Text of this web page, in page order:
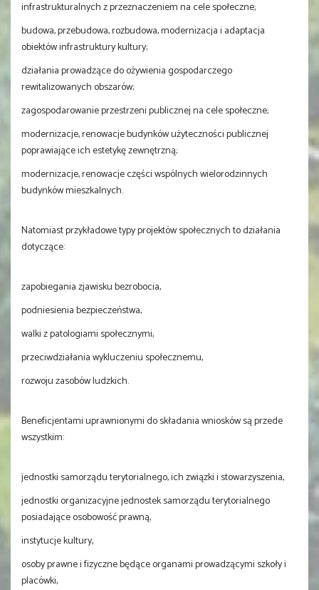
infrastrukturalnych z przeznaczeniem na cele społeczne;
budowa, przebudowa, rozbudowa, modernizacja i adaptacja
obiektów infrastruktury kultury;
działania prowadzące do ożywienia gospodarczego
rewitalizowanych obszarów;
zagospodarowanie przestrzeni publicznej na cele społeczne;
modernizacje, renowacje budynków użyteczności publicznej
poprawiające ich estetykę zewnętrzną;
modernizacje, renowacje części wspólnych wielorodzinnych
budynków mieszkalnych.
Natomiast przykładowe typy projektów społecznych to działania
dotyczące:
zapobiegania zjawisku bezrobocia,
podniesienia bezpieczeństwa,
walki z patologiami społecznymi,
przeciwdziałania wykluczeniu społecznemu,
rozwoju zasobów ludzkich.
Beneficjentami uprawnionymi do składania wniosków są przede
wszystkim:
jednostki samorządu terytorialnego, ich związki i stowarzyszenia,
jednostki organizacyjne jednostek samorządu terytorialnego
posiadające osobowość prawną,
instytucje kultury,
osoby prawne i fizyczne będące organami prowadzącymi szkoły i
placówki,